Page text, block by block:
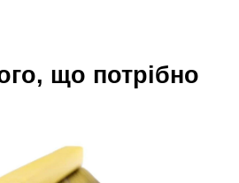
що потрібно